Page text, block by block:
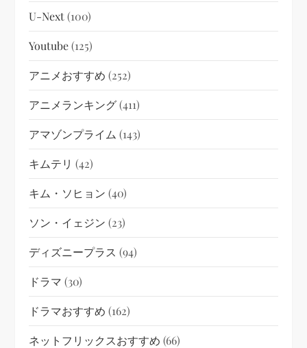
U-Next(100)
Youtube(125)
アニメおすすめ (252)
アニメランキング(411)
アマゾンプライム (143)
キムテリ (42)
キム・ソヒョン (40)
ソン・イェジン (23)
ディズニープラス (94)
ドラマ (30)
ドラマおすすめ (162)
ネットフリックスおすすめ (66)